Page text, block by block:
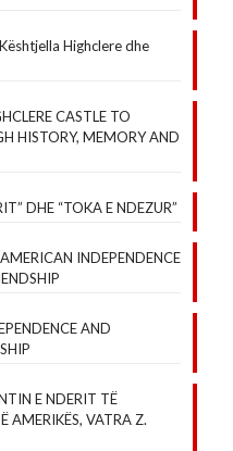
Highclere dhe
CASTLE TO
HISTORY, MEMORY AND
DHE “TOKA E NDEZUR”
INDEPENDENCE
AND
E NDERIT TË
AMERIKËS, VATRA Z.